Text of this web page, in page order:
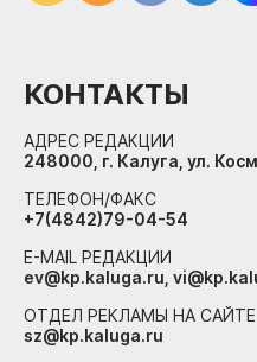
КОНТАКТЫ
АДРЕС РЕДАКЦИИ
248000, г. Калуга, ул.
ТЕЛЕФОН/ФАКС
+7(4842)79-04-54
E-MAIL РЕДАКЦИИ
ev@kp.kaluga.ru,
ОТДЕЛ РЕКЛАМЫ НА САЙТЕ
sz@kp.kaluga.ru